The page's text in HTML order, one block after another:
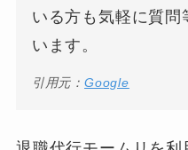
いる方も気軽に質問
います。
引用元：Google